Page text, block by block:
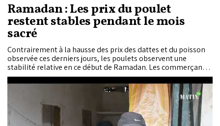
Ramadan : Les prix du poulet
restent stables pendant le mois
sacré
Contrairement à la hausse des prix des dattes et du poisson
observée ces derniers jours, les poulets observent une
stabilité relative en ce début de Ramadan. Les commerçants
décrivent un léger recul de la demande, tout en assurant qu’il
n’y a pas de problèmes d'approvisionnement.